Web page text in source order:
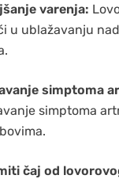
varenja:
u ublažavanju
simptoma
simptoma
čaj od